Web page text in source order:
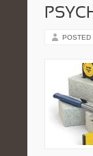
POSTED